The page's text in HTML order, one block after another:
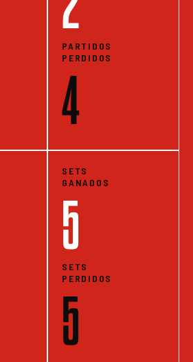
PARTIDOS
PERDIDOS
4
SETS
GANADOS
5
SETS
PERDIDOS
5